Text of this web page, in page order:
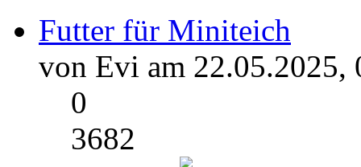
Futter für Miniteich
von Evi am
0
3682